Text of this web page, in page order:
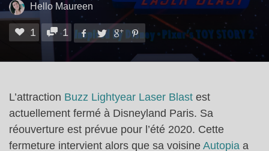
Hello Maureen
1 1
L’attraction Buzz Lightyear Laser Blast est
actuellement fermé à Disneyland Paris. Sa
réouverture est prévue pour l’été 2020. Cette
fermeture intervient alors que sa voisine Autopia a